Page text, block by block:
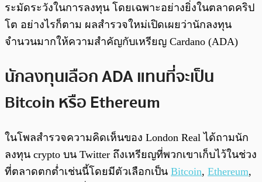
ระมัดระวังในการลงทุน โดยเฉพาะอย่างยิ่งในตลาดคริป
โต อย่างไรก็ตาม ผลสำรวจใหม่เปิดเผยว่านักลงทุน
จำนวนมากให้ความสำคัญกับเหรียญ Cardano (ADA)
นักลงทุนเลือก ADA แทนที่จะเป็น
Bitcoin หรือ Ethereum
ในโพลสำรวจความคิดเห็นของ London Real ได้ถามนัก
ลงทุน crypto บน Twitter ถึงเหรียญที่พวกเขาเก็บไว้ในช่วง
ที่ตลาดตกต่ำเช่นนี้โดยมีตัวเลือกเป็น Bitcoin, Ethereum,